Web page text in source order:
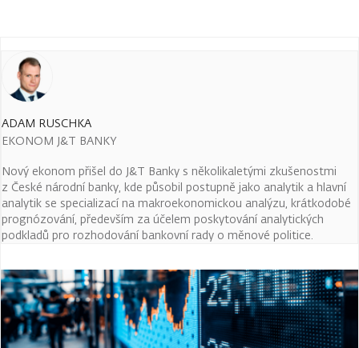
ADAM RUSCHKA
EKONOM J&T BANKY
Nový ekonom přišel do J&T Banky s několikaletými zkušenostmi
z České národní banky, kde působil postupně jako analytik a hlavní
analytik se specializací na makroekonomickou analýzu, krátkodobé
prognózování, především za účelem poskytování analytických
podkladů pro rozhodování bankovní rady o měnové politice.